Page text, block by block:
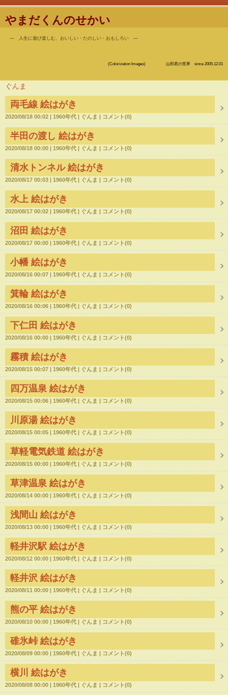
やまだくんのせかい
― 人生に遊び楽しむ、おいしい・たのしい・おもしろい ―
(Colorization Images) 山田君の世界 since 2005.12.01
ぐんま
両毛線 絵はがき
2020/08/18 00:02 1960年代 ぐんま コメント(0)
半田の渡し 絵はがき
2020/08/18 00:00 1960年代 ぐんま コメント(0)
清水トンネル 絵はがき
2020/08/17 00:03 1960年代 ぐんま コメント(0)
水上 絵はがき
2020/08/17 00:02 1960年代 ぐんま コメント(0)
沼田 絵はがき
2020/08/17 00:00 1960年代 ぐんま コメント(0)
小幡 絵はがき
2020/08/16 00:07 1960年代 ぐんま コメント(0)
箕輪 絵はがき
2020/08/16 00:06 1960年代 ぐんま コメント(0)
下仁田 絵はがき
2020/08/16 00:00 1960年代 ぐんま コメント(0)
霧積 絵はがき
2020/08/15 00:07 1960年代 ぐんま コメント(0)
四万温泉 絵はがき
2020/08/15 00:06 1960年代 ぐんま コメント(0)
川原湯 絵はがき
2020/08/15 00:05 1960年代 ぐんま コメント(0)
草軽電気鉄道 絵はがき
2020/08/15 00:00 1960年代 ぐんま コメント(0)
草津温泉 絵はがき
2020/08/14 00:00 1960年代 ぐんま コメント(0)
浅間山 絵はがき
2020/08/13 00:00 1960年代 ぐんま コメント(0)
軽井沢駅 絵はがき
2020/08/12 00:00 1960年代 ぐんま コメント(0)
軽井沢 絵はがき
2020/08/11 00:00 1960年代 ぐんま コメント(0)
熊の平 絵はがき
2020/08/10 00:00 1960年代 ぐんま コメント(0)
碓氷峠 絵はがき
2020/08/09 00:00 1960年代 ぐんま コメント(0)
横川 絵はがき
2020/08/08 00:00 1960年代 ぐんま コメント(0)